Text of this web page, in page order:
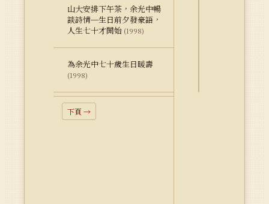
山大安排下午茶，余光中暢
談詩情─生日前夕發豪語，
人生七十才開始 (1998)
為余光中七十歲生日暖壽
(1998)
下頁 →